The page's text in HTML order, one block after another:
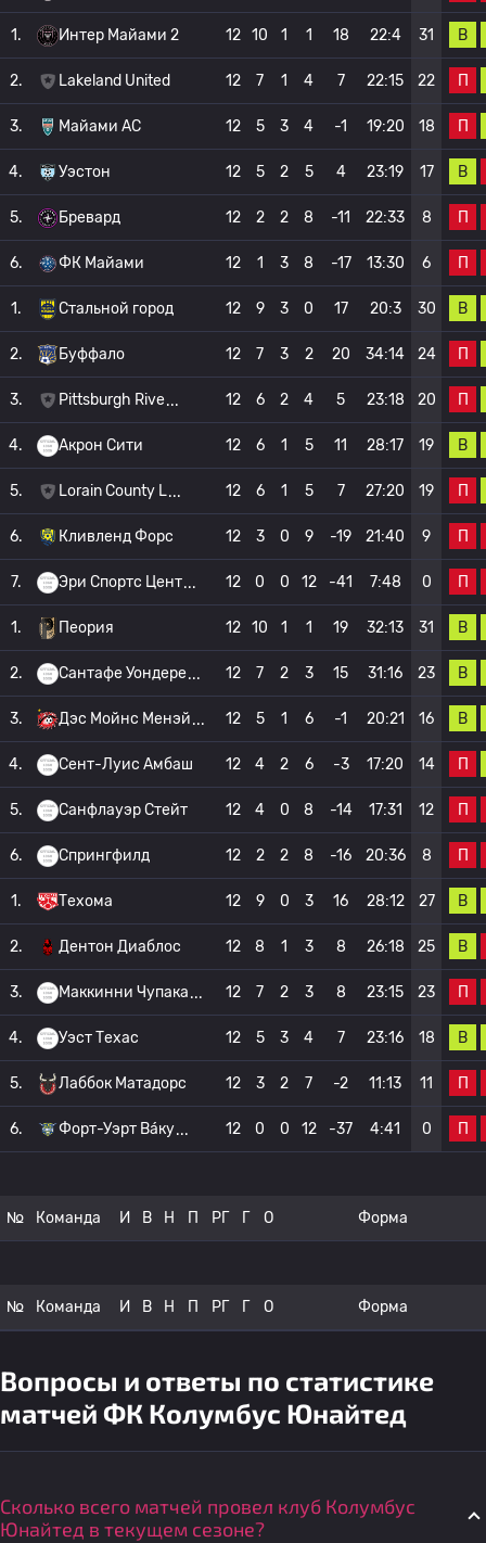
1. Интер Майами 2 12 10 1 1 18 22:4 31 В
2. Lakeland United 12 7 1 4 7 22:15 22 П
3. Майами АС 12 5 3 4 -1 19:20 18 П
4. Уэстон 12 5 2 5 4 23:19 17 В
5. Бревард 12 2 2 8 -11 22:33 8 П
6. ФК Майами 12 1 3 8 -17 13:30 6 П
1. Стальной город 12 9 3 0 17 20:3 30 В
2. Буффало 12 7 3 2 20 34:14 24 П
3. Pittsburgh Rive 12 6 2 4 5 23:18 20 П
4. Акрон Сити 12 6 1 5 11 28:17 19 В
5. Lorain County L 12 6 1 5 7 27:20 19 П
6. Кливленд Форс 12 3 0 9 -19 21:40 9 П
7. Эри Спортс Цент 12 0 0 12 -41 7:48 0 П
1. Пеория 12 10 1 1 19 32:13 31 В
2. Сантафе Уондере 12 7 2 3 15 31:16 23 В
3. Дэс Мойнс Менэй 12 5 1 6 -1 20:21 16 В
4. Сент-Луис Амбаш 12 4 2 6 -3 17:20 14 П
5. Санфлауэр Стейт 12 4 0 8 -14 17:31 12 П
6. Спрингфилд 12 2 2 8 -16 20:36 8 П
1. Техома 12 9 0 3 16 28:12 27 В
2. Дентон Диаблос 12 8 1 3 8 26:18 25 В
3. Маккинни Чупака 12 7 2 3 8 23:15 23 П
4. Уэст Техас 12 5 3 4 7 23:16 18 В
5. Лаббок Матадорс 12 3 2 7 -2 11:13 11 П
6. Форт-Уэрт Ва́ку 12 0 0 12 -37 4:41 0 П
№ Команда И В Н П РГ Г О Форма
№ Команда И В Н П РГ Г О Форма
Вопросы и ответы по статистике
матчей ФК Колумбус Юнайтед
Сколько всего матчей провел клуб Колумбус
Юнайтед в текущем сезоне?